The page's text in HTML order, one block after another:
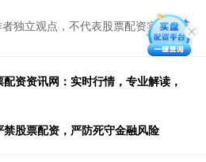
独立观点，不代表股票配资实盘观点
资资讯网：实时行情，专业解读，
股票配资，严防死守金融风险